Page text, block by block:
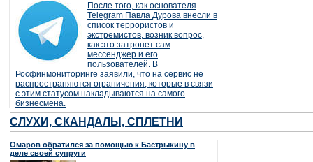
После того, как основателя
Telegram Павла Дурова внесли в
список террористов и
экстремистов, возник вопрос,
как это затронет сам
мессенджер и его
пользователей. В
Росфинмониторинге заявили, что на сервис не
распространяются ограничения, которые в связи
с этим статусом накладываются на самого
бизнесмена.
СЛУХИ, СКАНДАЛЫ, СПЛЕТНИ
Омаров обратился за помощью к Бастрыкину в
деле своей супруги